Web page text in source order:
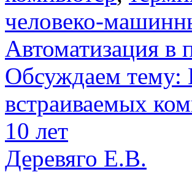
человеко-
Автоматизация
Обсуждаем тему:
встраиваемых
10 лет
Деревяго Е.В.